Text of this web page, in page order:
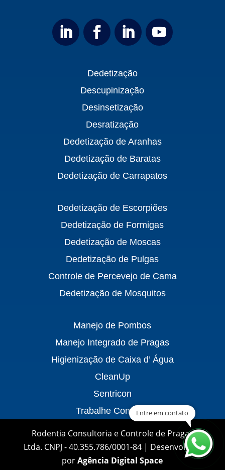
Dedetização
Descupinização
Desinsetização
Desratização
Dedetização de Aranhas
Dedetização de Baratas
Dedetização de Carrapatos
Dedetização de Escorpiões
Dedetização de Formigas
Dedetização de Moscas
Dedetização de Pulgas
Controle de Percevejo de Cama
Dedetização de Mosquitos
Manejo de Pombos
Manejo Integrado de Pragas
Higienização de Caixa d’ Água
CleanUp
Sentricon
Trabalhe Conosco
Rodentia Consultoria e Controle de Pragas
Ltda. CNPJ - 40.355.786/0001-84 | Desenvolvido
porAgência Digital Space
Entre em contato